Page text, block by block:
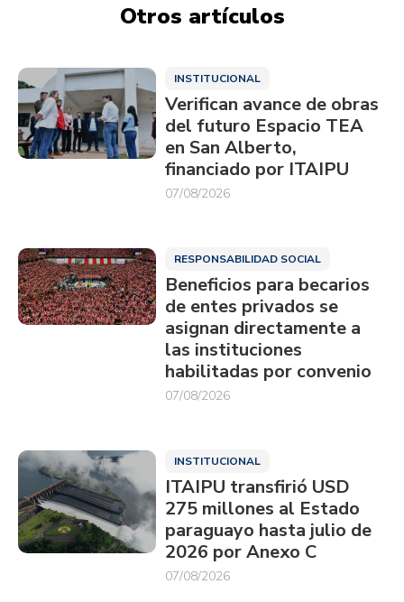
Otros artículos
INSTITUCIONAL
Verifican avance de obras
del futuro Espacio TEA
en San Alberto,
financiado por ITAIPU
07/08/2026
RESPONSABILIDAD SOCIAL
Beneficios para becarios
de entes privados se
asignan directamente a
las instituciones
habilitadas por convenio
07/08/2026
INSTITUCIONAL
ITAIPU transfirió USD
275 millones al Estado
paraguayo hasta julio de
2026 por Anexo C
07/08/2026